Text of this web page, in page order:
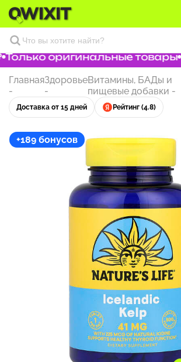
оригинальные товары
Главная
-
Здоровье
-
Витамины, БАДы и
пищевые добавки -
Доставка от 15 дней Рейтинг (4.8)
+189 бонусов